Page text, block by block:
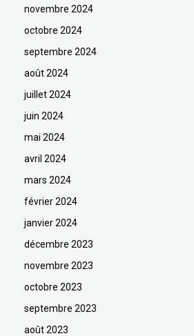
novembre 2024
octobre 2024
septembre 2024
août 2024
juillet 2024
juin 2024
mai 2024
avril 2024
mars 2024
février 2024
janvier 2024
décembre 2023
novembre 2023
octobre 2023
septembre 2023
août 2023